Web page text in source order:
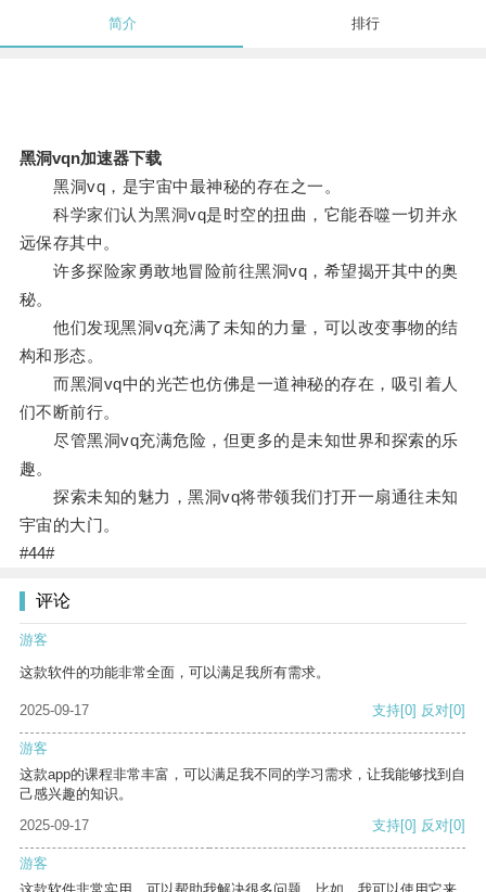
简介 排行
黑洞vqn加速器下载
黑洞vq，是宇宙中最神秘的存在之一。
科学家们认为黑洞vq是时空的扭曲，它能吞噬一切并永
远保存其中。
许多探险家勇敢地冒险前往黑洞vq，希望揭开其中的奥
秘。
他们发现黑洞vq充满了未知的力量，可以改变事物的结
构和形态。
而黑洞vq中的光芒也仿佛是一道神秘的存在，吸引着人
们不断前行。
尽管黑洞vq充满危险，但更多的是未知世界和探索的乐
趣。
探索未知的魅力，黑洞vq将带领我们打开一扇通往未知
宇宙的大门。
#44#
评论
游客
这款软件的功能非常全面，可以满足我所有需求。
2025-09-17 支持[0] 反对[0]
游客
这款app的课程非常丰富，可以满足我不同的学习需求，让我能够找到自
己感兴趣的知识。
2025-09-17
支持[0] 反对[0]
游客